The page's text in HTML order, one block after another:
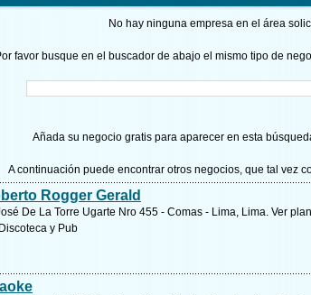
No hay ninguna empresa en el área
favor busque en el buscador de abajo el mismo tipo de
Añada su negocio gratis para aparecer en esta
A continuación puede encontrar otros negocios, que tal vez
Rogger Gerald
De La Torre Ugarte Nro 455 - Comas - Lima, Lima. Ver
y Pub